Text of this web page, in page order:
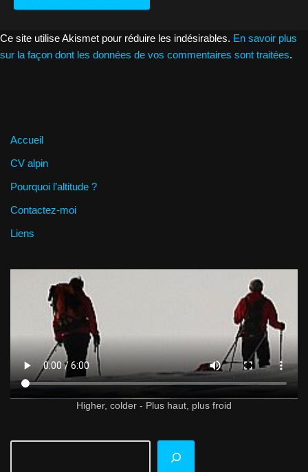
Ce site utilise Akismet pour réduire les indésirables. En savoir plus
sur la façon dont les données de vos commentaires sont traitées.
Accueil
CV alpin
Pourquoi l’altitude ?
Contactez-moi
Liens
Higher, colder - Plus haut, plus froid